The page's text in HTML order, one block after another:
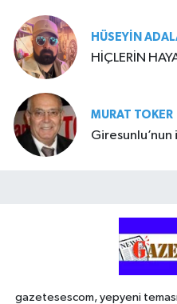
HÜSEYIN
HİÇLERİN
MURAT TOKER
gazetesescom, yepyeni